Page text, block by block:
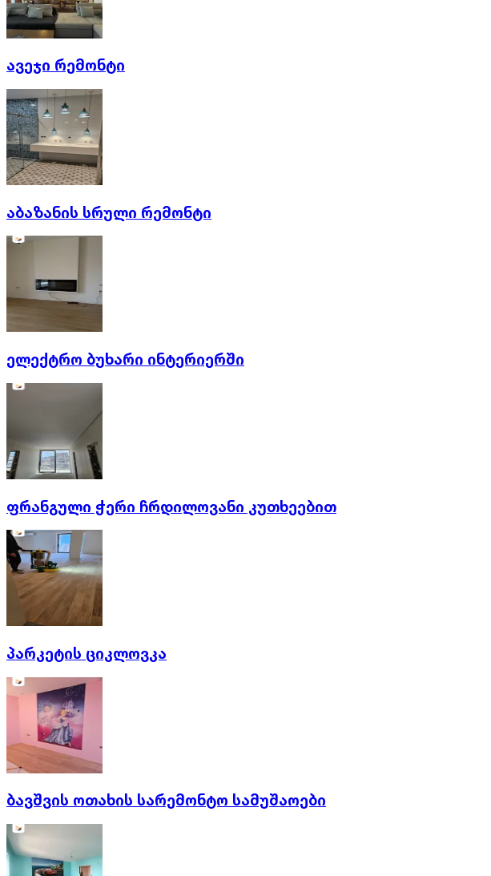
ავეჯი რემონტი
აბაზანის სრული რემონტი
ელექტრო ბუხარი ინტერიერში
ფრანგული ჭერი ჩრდილოვანი კუთხეებით
პარკეტის ციკლოვკა
ბავშვის ოთახის სარემონტო სამუშაოები